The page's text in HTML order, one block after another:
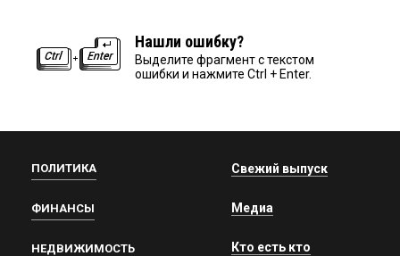
Нашли ошибку?
Выделите фрагмент с текстом
ошибки и нажмите Ctrl + Enter.
ПОЛИТИКА
ФИНАНСЫ
НЕДВИЖИМОСТЬ
Свежий выпуск
Медиа
Кто есть кто